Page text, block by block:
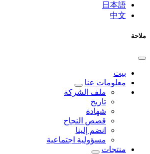
日本語
中文
ملاحة
بيت
معلومات عنا
ملف الشركة
تاريخ
شهادة
قصص النجاح
انضم إلينا
مسؤولية اجتماعية
منتجات